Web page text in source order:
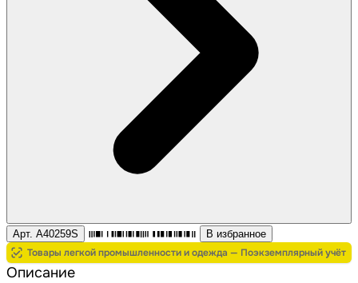
Арт. A40259S В избранное
Товары легкой промышленности и одежда — Поэкземплярный учёт
Описание